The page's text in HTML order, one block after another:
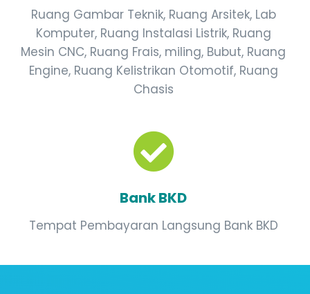
Ruang Gambar Teknik, Ruang Arsitek, Lab
Komputer, Ruang Instalasi Listrik, Ruang
Mesin CNC, Ruang Frais, miling, Bubut, Ruang
Engine, Ruang Kelistrikan Otomotif, Ruang
Chasis
Bank BKD
Tempat Pembayaran Langsung Bank BKD